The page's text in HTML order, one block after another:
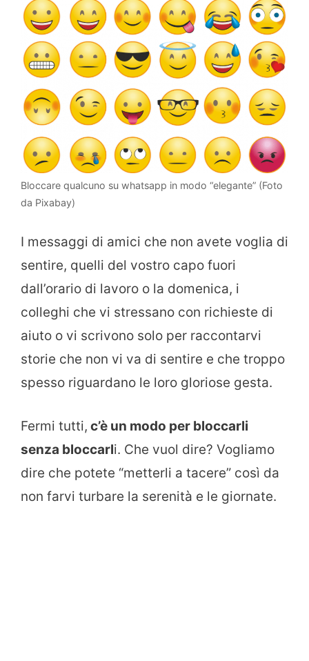
Bloccare qualcuno su whatsapp in modo “elegante” (Foto
da Pixabay)
I messaggi di amici che non avete voglia di
sentire, quelli del vostro capo fuori
dall’orario di lavoro o la domenica, i
colleghi che vi stressano con richieste di
aiuto o vi scrivono solo per raccontarvi
storie che non vi va di sentire e che troppo
spesso riguardano le loro gloriose gesta.
Fermi tutti, c’è un modo per bloccarli
senza bloccarli. Che vuol dire? Vogliamo
dire che potete “metterli a tacere” così da
non farvi turbare la serenità e le giornate.